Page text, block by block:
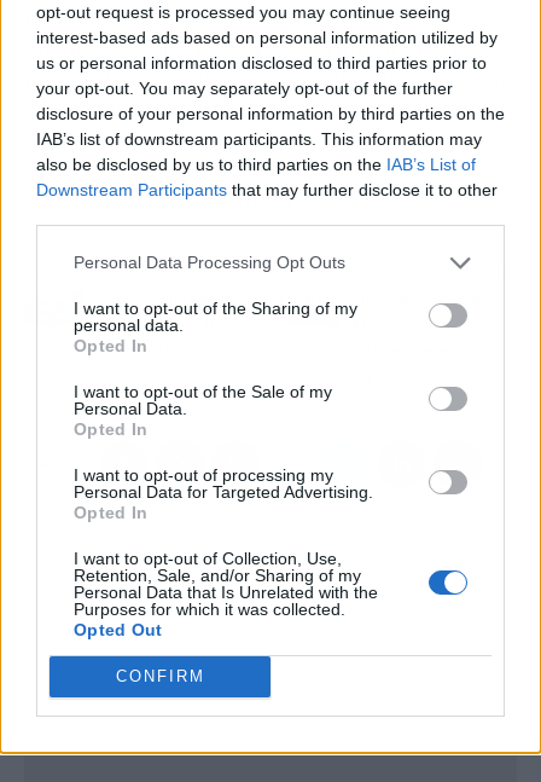
opt-out request is processed you may continue seeing
interest-based ads based on personal information utilized by
us or personal information disclosed to third parties prior to
your opt-out. You may separately opt-out of the further
disclosure of your personal information by third parties on the
IAB’s list of downstream participants. This information may
also be disclosed by us to third parties on the IAB’s List of
Downstream Participants that may further disclose it to other
Personal Data Processing Opt Outs
I want to opt-out of the Sharing of my
personal data.
Opted In
I want to opt-out of the Sale of my
Personal Data.
Opted In
I want to opt-out of processing my
Personal Data for Targeted Advertising.
Opted In
I want to opt-out of Collection, Use,
Retention, Sale, and/or Sharing of my
Personal Data that Is Unrelated with the
Purposes for which it was collected.
Opted Out
CONFIRM
inclina por acudir a expertos y recibir un
diagnóstico preciso para determinar si existe
un problema capilar. Para solicitar información
acerca del procedimiento, las personas pueden
comunicarse con un asesor especialista de la
clínica capilar MC360 y realizar su primera
consulta de manera gratuita.
Artículo anterior
La sal marina eco de
Bras del Port es 100 %
natural y 100 %
Artículo siguiente
American Language
Academy, exámenes